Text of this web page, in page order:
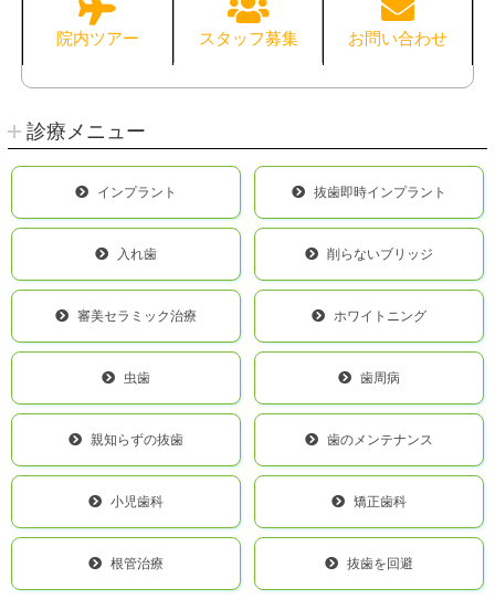
院内ツアー スタッフ募集 お問い合わせ
診療メニュー
インプラント 抜歯即時インプラント
入れ歯 削らないブリッジ
審美セラミック治療 ホワイトニング
虫歯 歯周病
親知らずの抜歯 歯のメンテナンス
小児歯科 矯正歯科
根管治療 抜歯を回避